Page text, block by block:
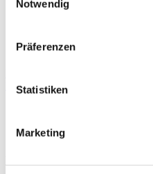
Notwendig
Präferenzen
Statistiken
Marketing
Journal
Kontakt
Das Hochhaus